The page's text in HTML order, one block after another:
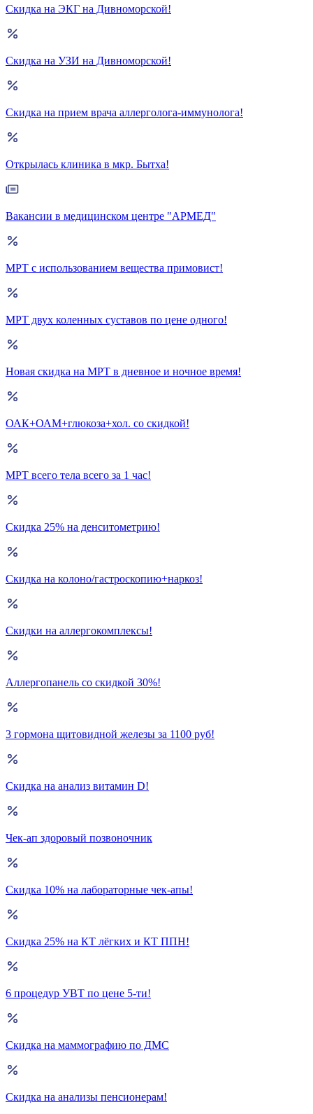
Скидка на ЭКГ на Дивноморской!
Скидка на УЗИ на Дивноморской!
Скидка на прием врача аллерголога-иммунолога!
Открылась клиника в мкр. Бытха!
Вакансии в медицинском центре "АРМЕД"
МРТ с использованием вещества примовист!
МРТ двух коленных суставов по цене одного!
Новая скидка на МРТ в дневное и ночное время!
ОАК+ОАМ+глюкоза+хол. со скидкой!
МРТ всего тела всего за 1 час!
Скидка 25% на денситометрию!
Скидка на колоно/гастроскопию+наркоз!
Скидки на аллергокомплексы!
Аллергопанель со скидкой 30%!
3 гормона щитовидной железы за 1100 руб!
Скидка на анализ витамин D!
Чек-ап здоровый позвоночник
Скидка 10% на лабораторные чек-апы!
Скидка 25% на КТ лёгких и КТ ППН!
6 процедур УВТ по цене 5-ти!
Скидка на маммографию по ДМС
Скидка на анализы пенсионерам!